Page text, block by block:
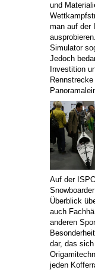
und
man auf der
Simulator
Jedoch
Investition
Auf der
Überblick
auch
anderen
dar, das
jeden